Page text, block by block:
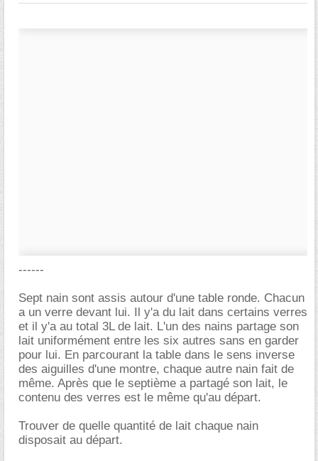
------
Sept nain sont assis autour d'une table ronde. Chacun
a un verre devant lui. Il y'a du lait dans certains verres
et il y'a au total 3L de lait. L'un des nains partage son
lait uniformément entre les six autres sans en garder
pour lui. En parcourant la table dans le sens inverse
des aiguilles d'une montre, chaque autre nain fait de
même. Après que le septième a partagé son lait, le
contenu des verres est le même qu'au départ.
Trouver de quelle quantité de lait chaque nain
disposait au départ.